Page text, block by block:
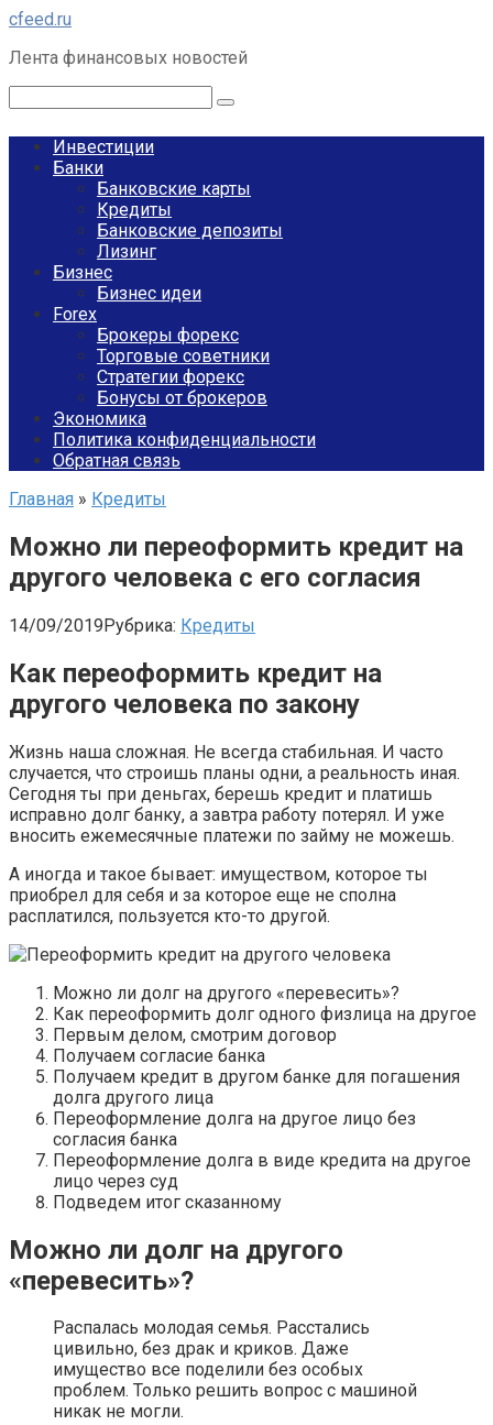
Перейти
контенту
cfeed.ru
Лента финансовых новостей
Инвестиции
Банки
Банковские карты
Кредиты
Банковские депозиты
Лизинг
Бизнес
Бизнес идеи
Forex
Брокеры форекс
Торговые советники
Стратегии форекс
Бонусы от брокеров
Экономика
Политика конфиденциальности
Обратная связь
Главная » Кредиты
Можно ли переоформить кредит на
другого человека с его согласия
14/09/2019Рубрика: Кредиты
Как переоформить кредит на
другого человека по закону
Жизнь наша сложная. Не всегда стабильная. И часто
случается, что строишь планы одни, а реальность иная.
Сегодня ты при деньгах, берешь кредит и платишь
исправно долг банку, а завтра работу потерял. И уже
вносить ежемесячные платежи по займу не можешь.
А иногда и такое бывает: имуществом, которое ты
приобрел для себя и за которое еще не сполна
расплатился, пользуется кто-то другой.
Можно ли долг на другого «перевесить»?
Как переоформить долг одного физлица на другое
Первым делом, смотрим договор
Получаем согласие банка
Получаем кредит в другом банке для погашения
долга другого лица
Переоформление долга на другое лицо без
согласия банка
Переоформление долга в виде кредита на другое
лицо через суд
Подведем итог сказанному
Можно ли долг на другого
«перевесить»?
Распалась молодая семья. Расстались
цивильно, без драк и криков. Даже
имущество все поделили без особых
проблем. Только решить вопрос с машиной
никак не могли.